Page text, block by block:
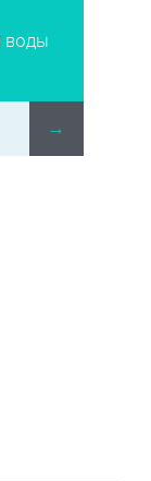
воды
→